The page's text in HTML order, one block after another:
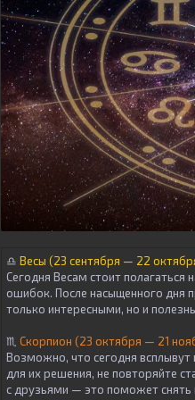
♎ Весы (23 сентября — 22
Сегодня Весам стоит
ошибок. После насыщенного дня
только интересными, но и
♏ Скорпион (23 октября — 21
Возможно, что сегодня
для их решения, не повторяйте
с друзьями — это поможет снять